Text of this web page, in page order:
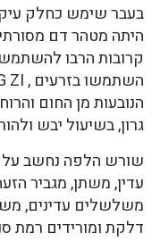
בעבר שימש כחלק
היתה מטהר דם
קרובות הרבו להשתמש
הנובעות מן החום
גרון, בשיעול יבש
שורש הלפה נחשב
עדין, משתן, מגביר
משלשלים עדינים,
דלקת ומורידים רמת